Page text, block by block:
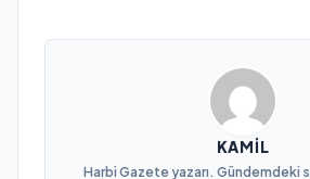
KAMIL
Harbi Gazete yazarı. Gündemdeki